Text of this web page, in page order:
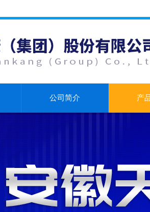
公司简介 产